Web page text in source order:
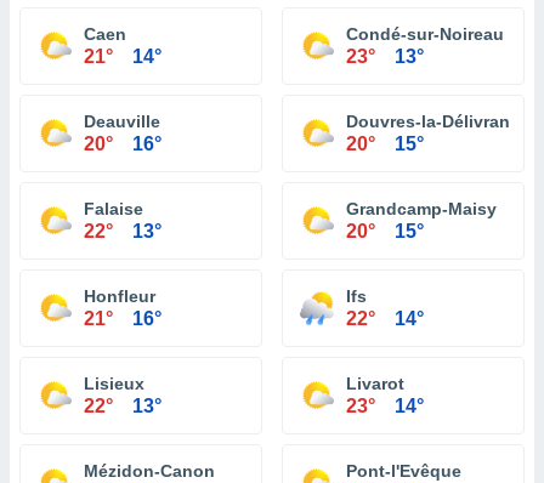
Caen
21° 14°
Condé-sur-Noireau
23° 13°
Deauville
20° 16°
Douvres-la-Délivrande
20° 15°
Falaise
22° 13°
Grandcamp-Maisy
20° 15°
Honfleur
21° 16°
Ifs
22° 14°
Lisieux
22° 13°
Livarot
23° 14°
Mézidon-Canon Pont-l'Evêque